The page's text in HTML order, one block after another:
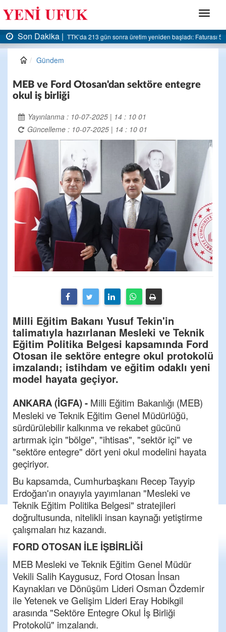
Menü
Son Dakika | AK Parti Ereğli İlçe Başkanlığı’ndan belediyeye sert
Gündem
MEB ve Ford Otosan'dan sektöre entegre
okul iş birliği
Yayınlanma : 10-07-2025 | 14 : 10 01
Güncelleme : 10-07-2025 | 14 : 10 01
Milli Eğitim Bakanı Yusuf Tekin'in
talimatıyla hazırlanan Mesleki ve Teknik
Eğitim Politika Belgesi kapsamında Ford
Otosan ile sektöre entegre okul protokolü
imzalandı; istihdam ve eğitim odaklı yeni
model hayata geçiyor.
ANKARA (İGFA) - Milli Eğitim Bakanlığı (MEB)
Mesleki ve Teknik Eğitim Genel Müdürlüğü,
sürdürülebilir kalkınma ve rekabet gücünü
artırmak için "bölge", "ihtisas", "sektör içi" ve
"sektöre entegre" dört yeni okul modelini hayata
geçiriyor.
Bu kapsamda, Cumhurbaşkanı Recep Tayyip
Erdoğan'ın onayıyla yayımlanan "Mesleki ve
Teknik Eğitim Politika Belgesi" stratejileri
doğrultusunda, nitelikli insan kaynağı yetiştirme
çalışmaları hız kazandı.
FORD OTOSAN İLE İŞBİRLİĞİ
MEB Mesleki ve Teknik Eğitim Genel Müdür
Vekili Salih Kaygusuz, Ford Otosan İnsan
Kaynakları ve Dönüşüm Lideri Osman Özdemir
ile Yetenek ve Gelişim Lideri Eray Hobikgil
arasında "Sektöre Entegre Okul İş Birliği
Protokolü" imzalandı.